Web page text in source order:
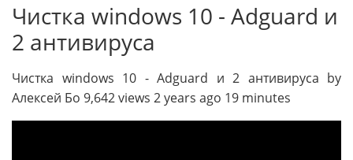
Чистка windows 10 - Adguard и
2 антивируса
Чистка windows 10 - Adguard и 2 антивируса by
Алексей Бо 9,642 views 2 years ago 19 minutes